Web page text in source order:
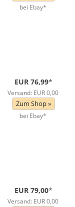
bei Ebay*
EUR 76,99*
Versand: EUR 0,00
Zum Shop »
bei Ebay*
EUR 79,00*
Versand: EUR 0,00